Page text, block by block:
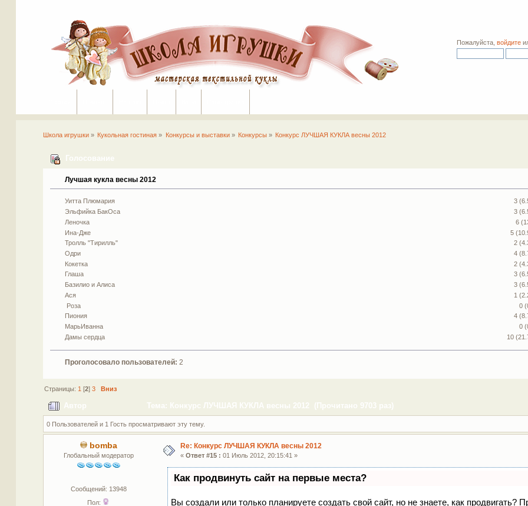
Пожалуйста,войдите
Школа игрушки » Кукольная гостиная » Конкурсы и выставки» Конкурсы » Конкурс ЛУЧШАЯ КУКЛА весны 2012
Голосование
Лучшая кукла весны 2012
Уитта Плюмария
3
Эльфийка БакОса
3
Леночка
6
Ина-Дже
5
Тролль "Тирилль"
2
Одри
4
Кокетка
2
Глаша
3
Базилио и Алиса
3
Ася
1
Роза
0
Пиония
4
МарьИванна
0
Дамы сердца
10
Проголосовало пользователей: 2
Страницы: 1 [2]3 Вниз
Автор Тема: Конкурс ЛУЧШАЯ КУКЛА весны 2012 (Прочитано 9703 раз)
0 Пользователей и 1 Гость просматривают эту тему.
bomba
Глобальный модератор
Сообщений: 13948
Пол:
Re: Конкурс ЛУЧШАЯ КУКЛА весны 2012
« Ответ #15 : 01 Июль 2012, 20:15:41 »
Как продвинуть сайт на первые места?
Вы создали или только планируете создать свой сайт, но не знаете, как